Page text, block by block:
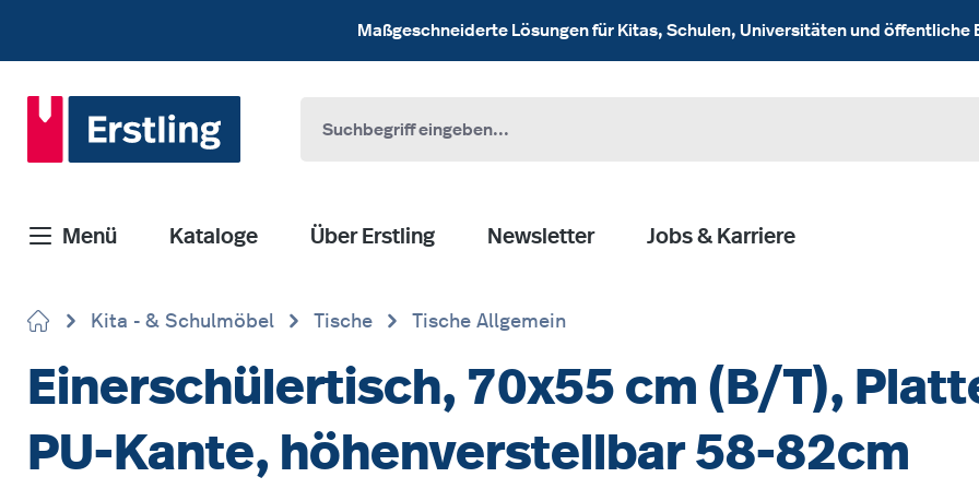
Maßgeschneiderte Lösungen für Kitas, Schulen, Universitäten und öffentliche
Menü Kataloge Über Erstling Newsletter Jobs & Karriere
Kita - & Schulmöbel Tische Tische Allgemein
Einerschülertisch, 70x55 cm (B/T),
PU-Kante, höhenverstellbar 58-82cm